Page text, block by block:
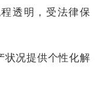
透明，受法律保
状况提供个性化解